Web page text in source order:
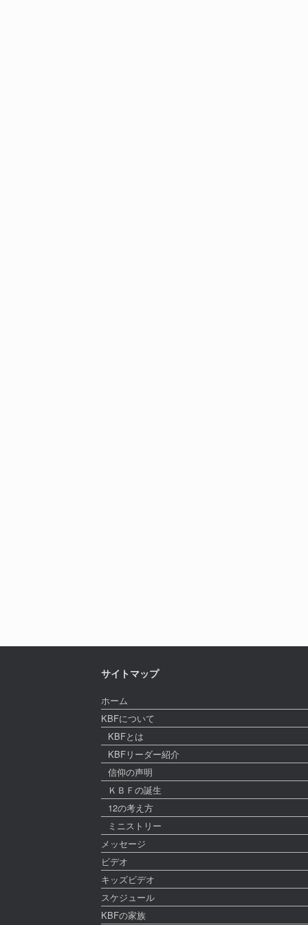
サイトマップ
ホーム
KBFについて
KBFとは
KBFリーダー紹介
信仰の声明
ＫＢＦの誕生
12の考え方
ミニストリー
メッセージ
ビデオ
キッズビデオ
スケジュール
KBFの家族